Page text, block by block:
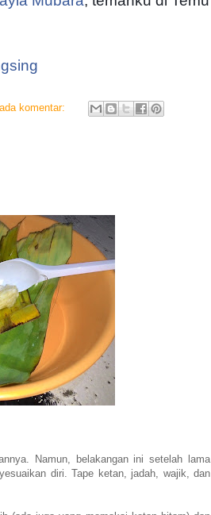
komentar:
Namun, belakangan ini setelah lama
diri. Tape ketan, jadah, wajik, dan